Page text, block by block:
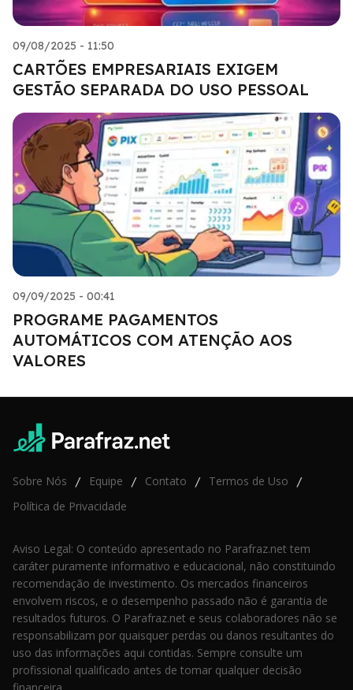
09/08/2025 - 11:50
CARTÕES EMPRESARIAIS EXIGEM
GESTÃO SEPARADA DO USO PESSOAL
09/09/2025 - 00:41
PROGRAME PAGAMENTOS
AUTOMÁTICOS COM ATENÇÃO AOS
VALORES
Sobre Nós / Equipe / Contato / Termos de Uso /
Política de Privacidade
Aviso Legal: O conteúdo apresentado no Parafraz.net tem
caráter puramente informativo e educacional, não constituindo
recomendação de investimento. Os mercados financeiros
envolvem riscos, e o desempenho passado não é garantia de
resultados futuros. O Parafraz.net e seus colaboradores não se
responsabilizam por quaisquer perdas ou danos resultantes do
uso das informações aqui contidas. Sempre consulte um
profissional qualificado antes de tomar qualquer decisão